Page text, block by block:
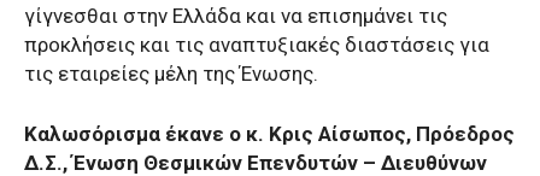
γίγνεσθαι στην Ελλάδα και να επισημάνει τις
προκλήσεις και τις αναπτυξιακές διαστάσεις για
τις εταιρείες μέλη της Ένωσης.
Καλωσόρισμα έκανε ο κ. Κρις Αίσωπος, Πρόεδρος
Δ.Σ., Ένωση Θεσμικών Επενδυτών – Διευθύνων